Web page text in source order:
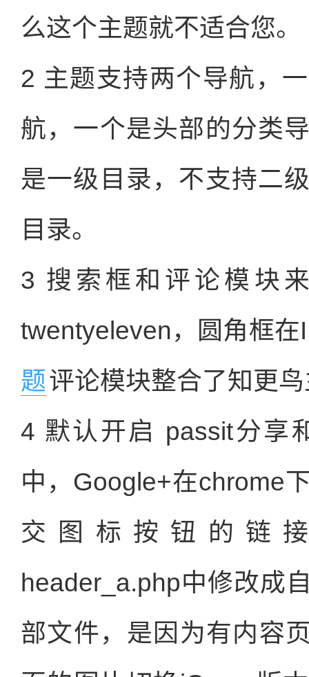
么这个主题就不适合您。
2 主题支持两个导航，
航，一个是头部的分类
是一级目录，不支持二
目录。
3 搜索框和评论模块
twentyeleven，圆角框在
题评论模块整合了知更
4 默认开启 passit分享
中，Google+在chrome
交图标按钮的链接
header_a.php中修改成
部文件，是因为有内容